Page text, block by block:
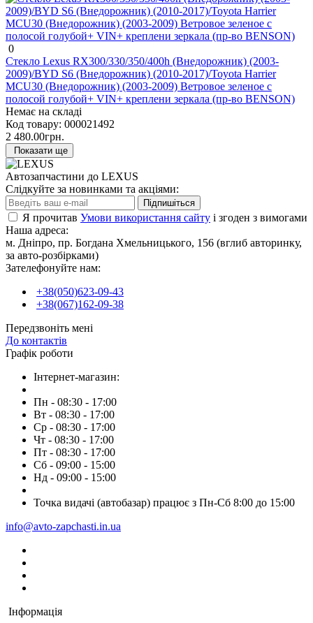
0
Стекло Lexus RX300/330/350/400h (Внедорожник) (2003-
2009)/BYD S6 (Внедорожник) (2010-2017)/Toyota Harrier
MCU30 (Внедорожник) (2003-2009) Ветровое зеленое с
полосой голубой+ VIN+ креплени зеркала (пр-во BENSON)
Немає на складі
Код товару: 000021492
2 480.00грн.
Показати ще
Автозапчастини до LEXUS
Слідкуйте за новинками та акціями:
Підпишіться
Я прочитав Умови використання сайту і згоден з вимогами
Наша адреса:
м. Дніпро, пр. Богдана Хмельницького, 156 (вглиб авторинку,
за авто-розбірками)
Зателефонуйте нам:
+38(050)623-09-43
+38(067)162-09-38
Передзвоніть мені
До контактів
Графік роботи
Інтернет-магазин:
Пн - 08:30 - 17:00
Вт - 08:30 - 17:00
Ср - 08:30 - 17:00
Чт - 08:30 - 17:00
Пт - 08:30 - 17:00
Сб - 09:00 - 15:00
Нд - 09:00 - 15:00
Точка видачі (автобазар) працює з Пн-Сб 8:00 до 15:00
info@avto-zapchasti.in.ua
Інформація